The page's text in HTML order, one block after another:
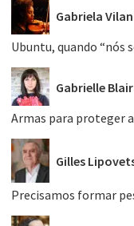
Gabriela
Ubuntu, quando “nós
Gabrielle Blair
Armas para proteger
Gilles
Precisamos formar